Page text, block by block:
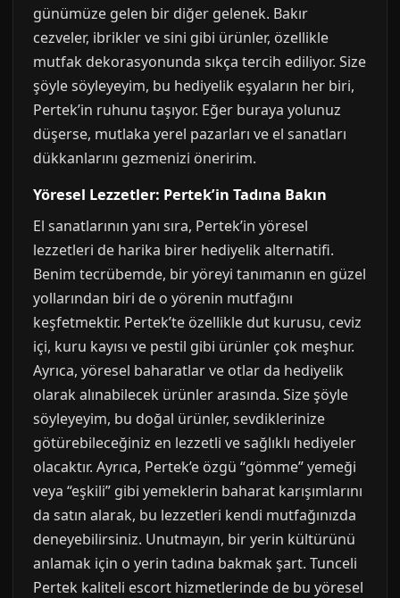
günümüze gelen bir diğer gelenek. Bakır
cezveler, ibrikler ve sini gibi ürünler, özellikle
mutfak dekorasyonunda sıkça tercih ediliyor. Size
şöyle söyleyeyim, bu hediyelik eşyaların her biri,
Pertek’in ruhunu taşıyor. Eğer buraya yolunuz
düşerse, mutlaka yerel pazarları ve el sanatları
dükkanlarını gezmenizi öneririm.
Yöresel Lezzetler: Pertek’in Tadına Bakın
El sanatlarının yanı sıra, Pertek’in yöresel
lezzetleri de harika birer hediyelik alternatifi.
Benim tecrübemde, bir yöreyi tanımanın en güzel
yollarından biri de o yörenin mutfağını
keşfetmektir. Pertek’te özellikle dut kurusu, ceviz
içi, kuru kayısı ve pestil gibi ürünler çok meşhur.
Ayrıca, yöresel baharatlar ve otlar da hediyelik
olarak alınabilecek ürünler arasında. Size şöyle
söyleyeyim, bu doğal ürünler, sevdiklerinize
götürebileceğiniz en lezzetli ve sağlıklı hediyeler
olacaktır. Ayrıca, Pertek’e özgü “gömme” yemeği
veya “eşkili” gibi yemeklerin baharat karışımlarını
da satın alarak, bu lezzetleri kendi mutfağınızda
deneyebilirsiniz. Unutmayın, bir yerin kültürünü
anlamak için o yerin tadına bakmak şart. Tunceli
Pertek kaliteli escort hizmetlerinde de bu yöresel